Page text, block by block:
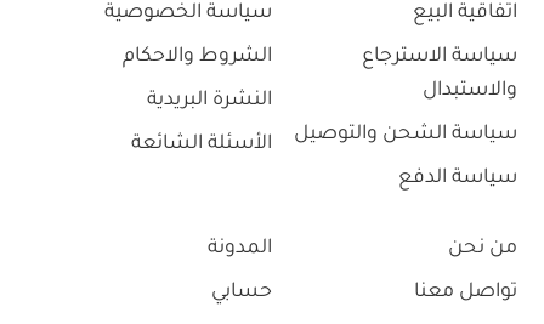
اتفاقية البيع
سياسة الاسترجاع
والاستبدال
سياسة الشحن والتوصيل
سياسة الدفع
سياسة الخصوصية
الشروط والاحكام
النشرة البريدية
الأسئلة الشائعة
من نحن
تواصل معنا
المدونة
حسابي